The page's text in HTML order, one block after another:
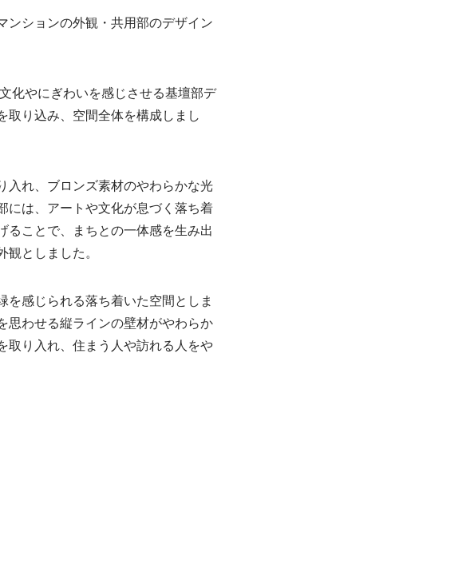
ンションの外観・共用部のデザイン
化やにぎわいを感じさせる基壇部デ
取り込み、空間全体を構成しまし
入れ、ブロンズ素材のやわらかな光
には、アートや文化が息づく落ち着
ることで、まちとの一体感を生み出
としました。
感じられる落ち着いた空間としま
思わせる縦ラインの壁材がやわらか
取り入れ、住まう人や訪れる人をや